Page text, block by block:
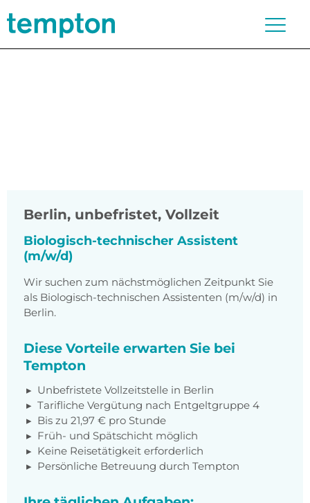
Berlin, unbefristet, Vollzeit
Biologisch-technischer Assistent
(m/w/d)
Wir suchen zum nächstmöglichen Zeitpunkt Sie
als Biologisch-technischen Assistenten (m/w/d) in
Berlin.
Diese Vorteile erwarten Sie bei
Tempton
Unbefristete Vollzeitstelle in Berlin
Tarifliche Vergütung nach Entgeltgruppe 4
Bis zu 21,97 € pro Stunde
Früh- und Spätschicht möglich
Keine Reisetätigkeit erforderlich
Persönliche Betreuung durch Tempton